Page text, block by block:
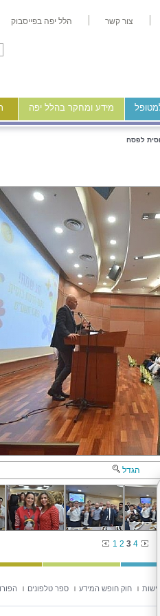
צור קשר הלל יפה בפייסבוק
מידע ומחקר בהלל יפה
לפסח
הגדל
1 2 3 4
חוק חופש המידע ספר טלפונים